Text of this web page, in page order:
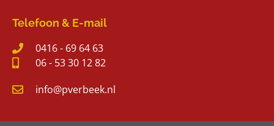
Telefoon & E-mail
0416 - 69 64 63
06 - 53 30 12 82
info@pverbeek.nl